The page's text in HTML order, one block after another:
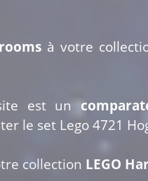
à votre
site est un
le set Lego 4721
collection LEGO